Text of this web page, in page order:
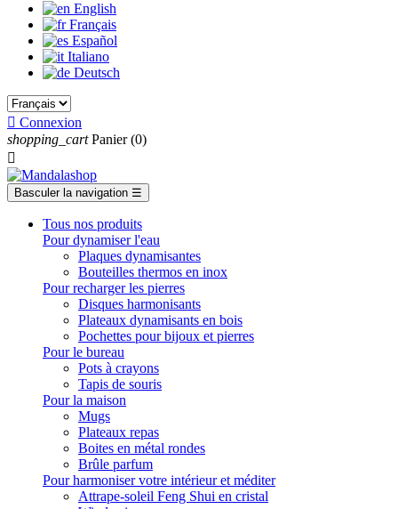
English
Français
Español
Italiano
Deutsch
 Connexion
shopping_cart Panier (0)

Basculer la navigation ☰
Tous nos produits
Pour dynamiser l'eau
Plaques dynamisantes
Bouteilles thermos en inox
Pour recharger les pierres
Disques harmonisants
Plateaux dynamisants en bois
Pochettes pour bijoux et pierres
Pour le bureau
Pots à crayons
Tapis de souris
Pour la maison
Mugs
Plateaux repas
Boites en métal rondes
Brûle parfum
Pour harmoniser votre intérieur et méditer
Attrape-soleil Feng Shui en cristal